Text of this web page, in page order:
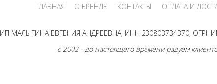
ГЛАВНАЯ О БРЕНДЕ КОНТАКТЫ ОПЛАТА И
ИП МАЛЫГИНА ЕВГЕНИЯ АНДРЕЕВНА, ИНН 230803734370, ОГРНИП
с 2002 - до настоящего времени радуем